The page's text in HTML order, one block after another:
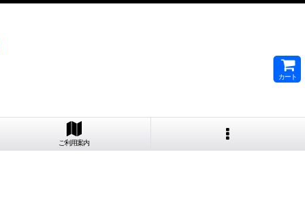
カート
ご利用案内